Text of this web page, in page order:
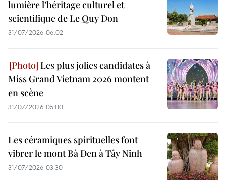
lumière l’héritage culturel et
scientifique de Le Quy Don
31/07/2026 06:02
Les plus jolies candidates à
Miss Grand Vietnam 2026 montent
en scène
31/07/2026 05:00
Les céramiques spirituelles font
vibrer le mont Bà Den à Tây Ninh
31/07/2026 03:30